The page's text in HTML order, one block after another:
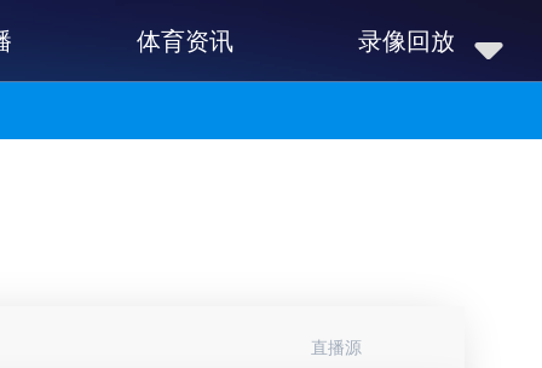
体育资讯 录像回放
直播源